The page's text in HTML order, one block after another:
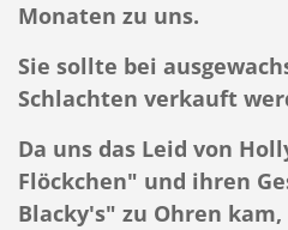
Monaten zu uns.
Sie sollte bei
Schlachten verkauft
Da uns das Leid von
Flöckchen" und ihren
Blacky's" zu Ohren